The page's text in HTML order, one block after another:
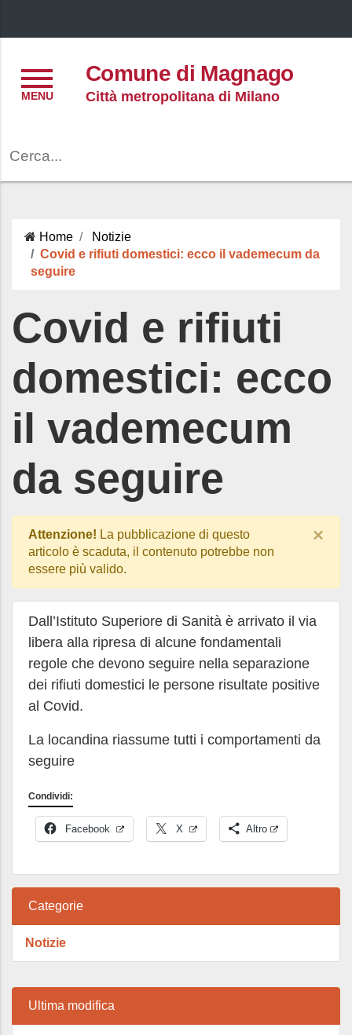
Comune di Magnago
Città metropolitana di Milano
Home
Notizie
Covid e rifiuti domestici: ecco il vademecum da
seguire
Covid e rifiuti
domestici: ecco
il vademecum
da seguire
Attenzione! La pubblicazione di questo
articolo è scaduta, il contenuto potrebbe non
essere più valido.
×
Dall’Istituto Superiore di Sanità è arrivato il via
libera alla ripresa di alcune fondamentali
regole che devono seguire nella separazione
dei rifiuti domestici le persone risultate positive
al Covid.
La locandina riassume tutti i comportamenti da
seguire
Condividi:
Facebook X Altro
Categorie
Notizie
Ultima modifica